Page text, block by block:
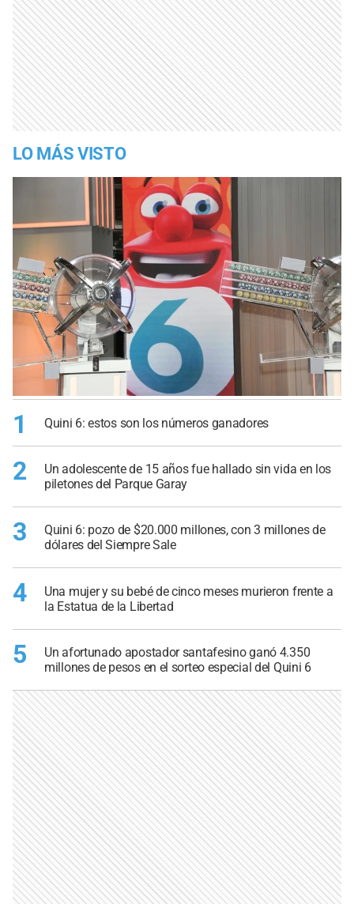
LO MÁS VISTO
1 Quini 6: estos son los números ganadores
2
Un adolescente de 15 años fue hallado sin vida en los
piletones del Parque Garay
3
Quini 6: pozo de $20.000 millones, con 3 millones de
dólares del Siempre Sale
4
Una mujer y su bebé de cinco meses murieron frente a
la Estatua de la Libertad
5
Un afortunado apostador santafesino ganó 4.350
millones de pesos en el sorteo especial del Quini 6